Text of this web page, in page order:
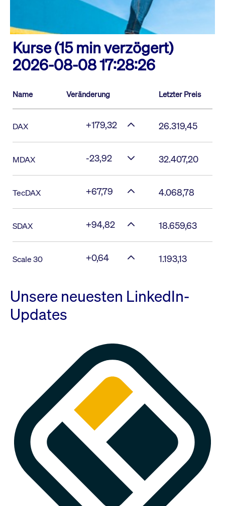
Kurse (15 min verzögert)
2026-08-08 17:28:26
Name Veränderung Letzter Preis
DAX +179,32 26.319,45
MDAX -23,92 32.407,20
TecDAX +67,79 4.068,78
SDAX +94,82 18.659,63
Scale 30 +0,64 1.193,13
Unsere neuesten LinkedIn-
Updates